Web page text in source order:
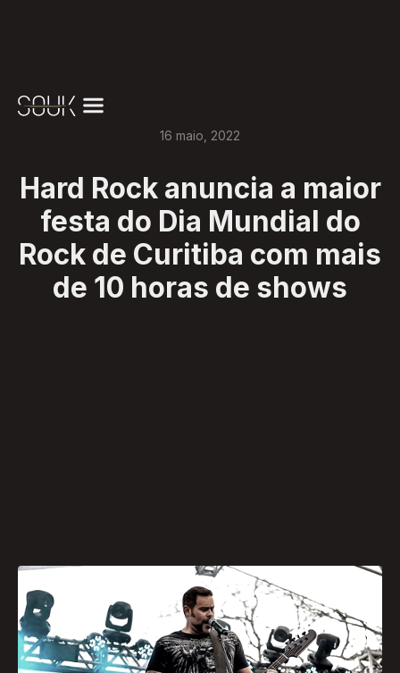
16 maio 2022
Hard Rock anuncia a maior
festa do Dia Mundial do
Rock de Curitiba com mais
de 10 horas de shows
[caption id="attachment_1415"
align="aligncenter" width="300"]